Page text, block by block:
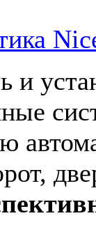
и